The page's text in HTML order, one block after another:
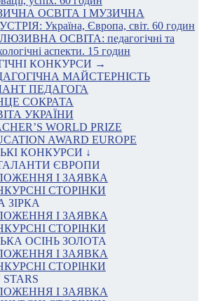
ОСВІТА І МУЗИЧНА
Україна, Європа, світ. 60 годин
ОСВІТА: педагогічні та
аспекти. 15 годин
КОНКУРСИ →
МАЙСТЕРНІСТЬ
ПЕДАГОГА
СОКРАТА
УКРАЇНИ
WORLD PRIZE
AWARD EUROPE
КОНКУРСИ ↓
ЄВРОПИ
І ЗАЯВКА
СТОРІНКИ
ЗІРКА
І ЗАЯВКА
СТОРІНКИ
ОСІНЬ ЗОЛОТА
І ЗАЯВКА
СТОРІНКИ
І ЗАЯВКА